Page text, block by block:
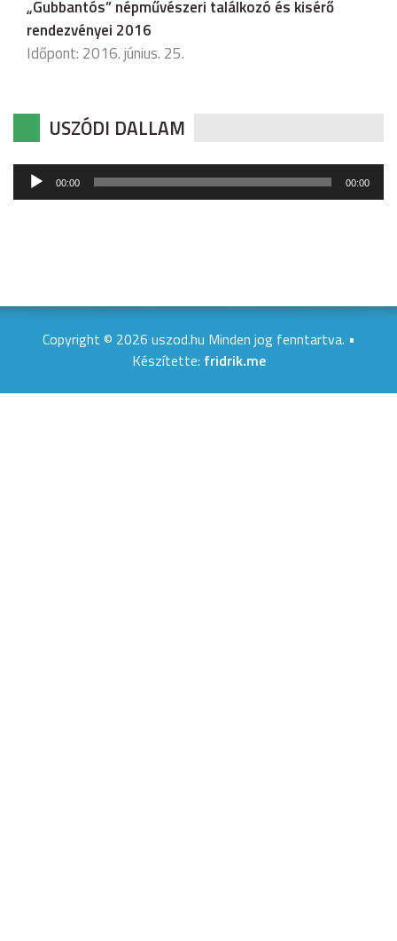
„Gubbantós” népművészeri találkozó és kisérő
rendezvényei 2016
Időpont: 2016. június. 25.
USZÓDI DALLAM
Audió
lejátszó
00:00 00:00
Copyright © 2026 uszod.hu Minden jog fenntartva. •
Készítette: fridrik.me